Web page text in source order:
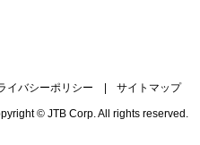
イバシーポリシー サイトマップ
© JTB Corp. All rights reserved.